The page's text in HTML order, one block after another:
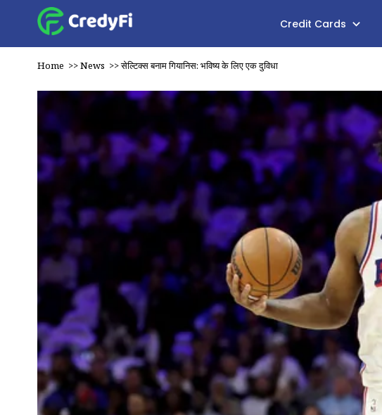
Credit Cards
Home >>News >>सेल्टिक्स बनाम गियानिस: भविष्य के लिए एक दुविधा